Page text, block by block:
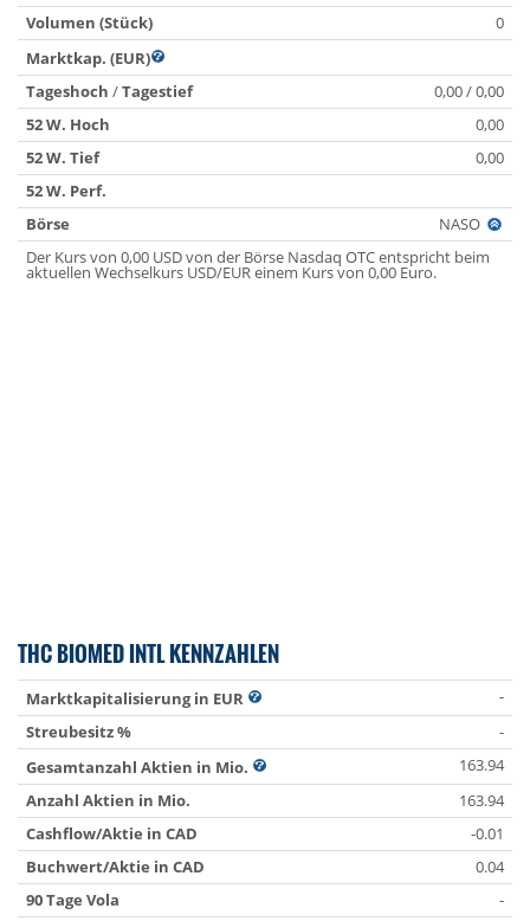
Volumen (Stück)
0
Marktkap. (EUR)
Tageshoch /Tagestief
0,00 / 0,00
52 W. Hoch
0,00
52 W. Tief
0,00
52 W. Perf.
Börse
NASO
Der Kurs von 0,00 USD von der Börse Nasdaq OTC entspricht beim
aktuellen Wechselkurs USD/EUR einem Kurs von 0,00 Euro.
THC BIOMED INTL KENNZAHLEN
Marktkapitalisierung in EUR
-
Streubesitz %
-
Gesamtanzahl Aktien in Mio.
163.94
Anzahl Aktien in Mio.
163.94
Cashflow/Aktie in CAD
-0.01
Buchwert/Aktie in CAD
0.04
90 Tage Vola
-